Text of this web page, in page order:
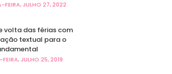
FEIRA, JULHO 27, 2022
volta das férias com
textual para o
JULHO 25, 2019